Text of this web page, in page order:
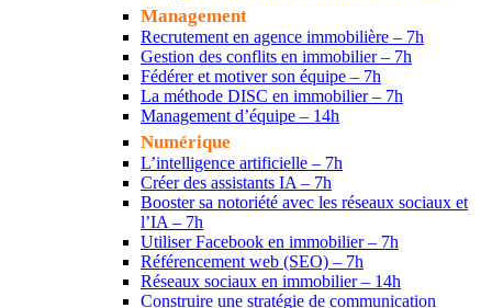
Management
Recrutement en agence immobilière – 7h
Gestion des conflits en immobilier – 7h
Fédérer et motiver son équipe – 7h
La méthode DISC en immobilier – 7h
Management d’équipe – 14h
Numérique
L’intelligence artificielle – 7h
Créer des assistants IA – 7h
Booster sa notoriété avec les réseaux sociaux et
l’IA – 7h
Utiliser Facebook en immobilier – 7h
Référencement web (SEO) – 7h
Réseaux sociaux en immobilier – 14h
Construire une stratégie de communication